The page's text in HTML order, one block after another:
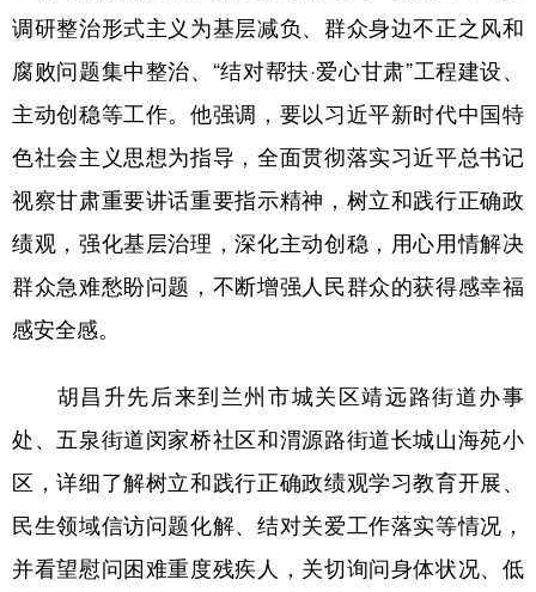
调研整治形式主义为基层减负、群众身边不正之风和
腐败问题集中整治、“结对帮扶·爱心甘肃”工程建设、
主动创稳等工作。他强调，要以习近平新时代中国特
色社会主义思想为指导，全面贯彻落实习近平总书记
视察甘肃重要讲话重要指示精神，树立和践行正确政
绩观，强化基层治理，深化主动创稳，用心用情解决
群众急难愁盼问题，不断增强人民群众的获得感幸福
感安全感。
胡昌升先后来到兰州市城关区靖远路街道办事
处、五泉街道闵家桥社区和渭源路街道长城山海苑小
区，详细了解树立和践行正确政绩观学习教育开展、
民生领域信访问题化解、结对关爱工作落实等情况，
并看望慰问困难重度残疾人，关切询问身体状况、低